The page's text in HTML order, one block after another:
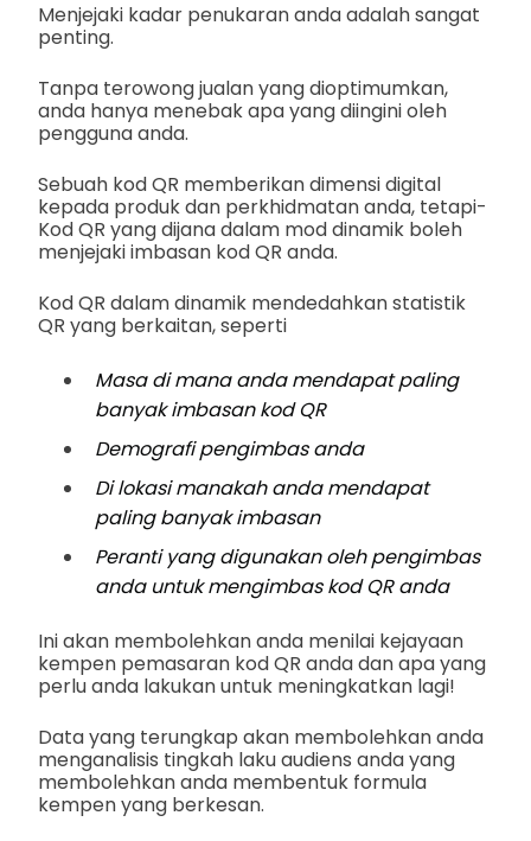
Menjejaki kadar penukaran anda adalah sangat
penting.
Tanpa terowong jualan yang dioptimumkan,
anda hanya menebak apa yang diingini oleh
pengguna anda.
Sebuah kod QR memberikan dimensi digital
kepada produk dan perkhidmatan anda, tetapi-
Kod QR yang dijana dalam mod dinamik boleh
menjejaki imbasan kod QR anda.
Kod QR dalam dinamik mendedahkan statistik
QR yang berkaitan, seperti
Masa di mana anda mendapat paling
banyak imbasan kod QR
Demografi pengimbas anda
Di lokasi manakah anda mendapat
paling banyak imbasan
Peranti yang digunakan oleh pengimbas
anda untuk mengimbas kod QR anda
Ini akan membolehkan anda menilai kejayaan
kempen pemasaran kod QR anda dan apa yang
perlu anda lakukan untuk meningkatkan lagi!
Data yang terungkap akan membolehkan anda
menganalisis tingkah laku audiens anda yang
membolehkan anda membentuk formula
kempen yang berkesan.